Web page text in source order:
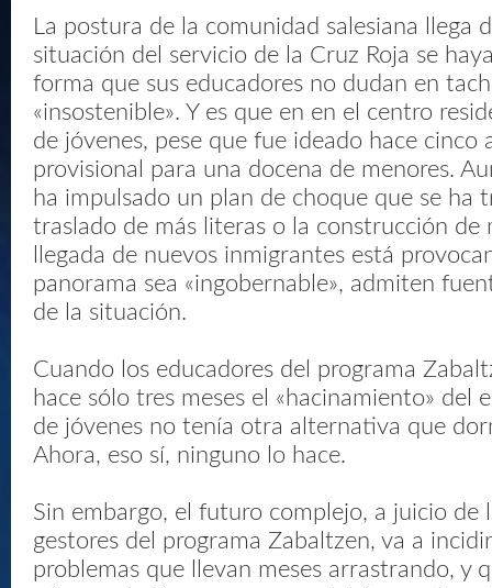
La postura de la comunidad salesiana llega
situación del servicio de la Cruz Roja se
forma que sus educadores no dudan en
«insostenible». Y es que en en el centro
de jóvenes, pese que fue ideado hace cinco
provisional para una docena de menores.
ha impulsado un plan de choque que se ha
traslado de más literas o la construcción de
llegada de nuevos inmigrantes está
panorama sea «ingobernable», admiten
de la situación.
Cuando los educadores del programa
hace sólo tres meses el «hacinamiento» del
de jóvenes no tenía otra alternativa que
Ahora, eso sí, ninguno lo hace.
Sin embargo, el futuro complejo, a juicio de
gestores del programa Zabaltzen, va a
problemas que llevan meses arrastrando, y